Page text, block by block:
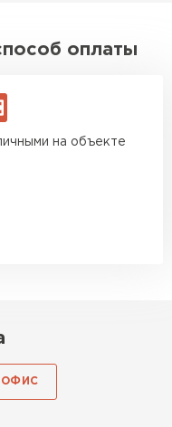
оплаты
на объекте
ОФИС